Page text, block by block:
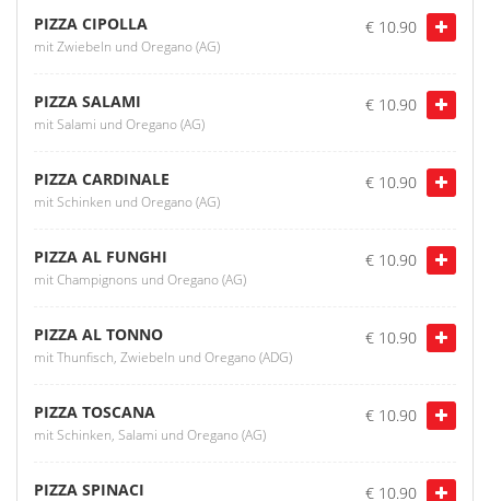
PIZZA CIPOLLA
mit Zwiebeln und Oregano (AG)
€ 10.90
PIZZA SALAMI
mit Salami und Oregano (AG)
€ 10.90
PIZZA CARDINALE
mit Schinken und Oregano (AG)
€ 10.90
PIZZA AL FUNGHI
mit Champignons und Oregano (AG)
€ 10.90
PIZZA AL TONNO
mit Thunfisch, Zwiebeln und Oregano (ADG)
€ 10.90
PIZZA TOSCANA
mit Schinken, Salami und Oregano (AG)
€ 10.90
PIZZA SPINACI € 10.90